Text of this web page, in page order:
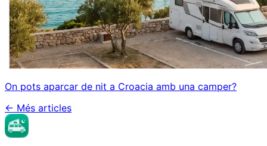
On pots aparcar de nit a Croacia amb una camper?
← Més articles